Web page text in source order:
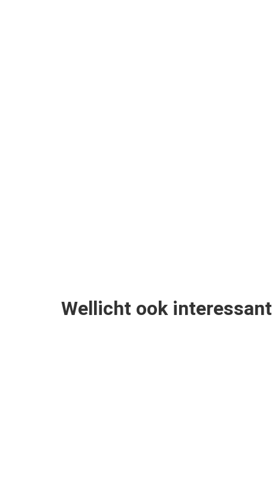
Wellicht ook interessant